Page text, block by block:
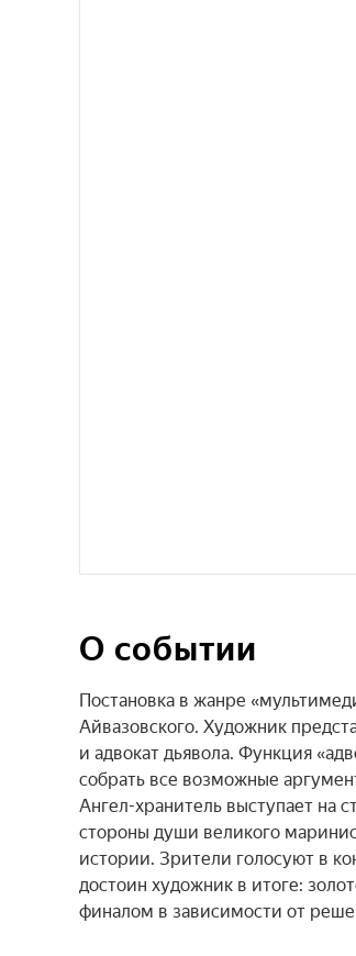
О событии
Постановка в жанре
Айвазовского. Художник
и адвокат дьявола. Функция
собрать все возможные
Ангел-хранитель выступает на
стороны души великого
истории. Зрители голосуют в
достоин художник в итоге:
финалом в зависимости от